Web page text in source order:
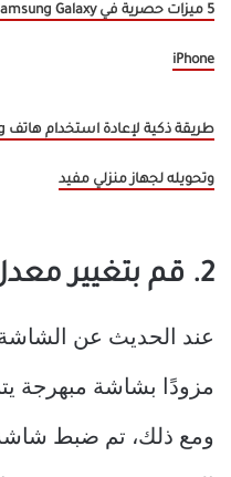
iPhone
وتحويله لجهاز منزلي مفيد
2. قم بتغيير معدل تحديث الشاشة
ومع ذلك، تم ضبط